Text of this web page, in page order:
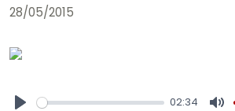
28/05/2015
02:34